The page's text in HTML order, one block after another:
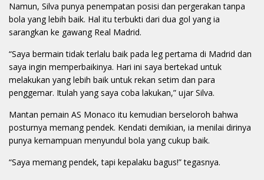
Namun, Silva punya penempatan posisi dan pergerakan tanpa
bola yang lebih baik. Hal itu terbukti dari dua gol yang ia
sarangkan ke gawang Real Madrid.
“Saya bermain tidak terlalu baik pada leg pertama di Madrid dan
saya ingin memperbaikinya. Hari ini saya bertekad untuk
melakukan yang lebih baik untuk rekan setim dan para
penggemar. Itulah yang saya coba lakukan,” ujar Silva.
Mantan pemain AS Monaco itu kemudian berseloroh bahwa
posturnya memang pendek. Kendati demikian, ia menilai dirinya
punya kemampuan menyundul bola yang cukup baik.
“Saya memang pendek, tapi kepalaku bagus!” tegasnya.